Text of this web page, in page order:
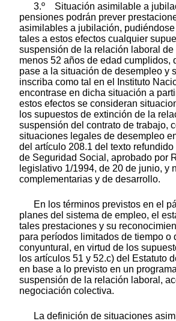
3.º Situación asimilable a
pensiones podrán prever
asimilables a jubilación,
tales a estos efectos cualquier
suspensión de la relación laboral de
menos 52 años de edad cumplidos,
pase a la situación de desempleo y
inscriba como tal en el Instituto
encontrase en dicha situación a
estos efectos se consideran
los supuestos de extinción de la
suspensión del contrato de trabajo,
situaciones legales de desempleo
del artículo 208.1 del texto refundido
de Seguridad Social, aprobado por
legislativo 1/1994, de 20 de junio, y
complementarias y de desarrollo.
En los términos previstos en el
planes del sistema de empleo, el
tales prestaciones y su
para períodos limitados de tiempo o
conyuntural, en virtud de los
los artículos 51 y 52.c) del Estatuto
en base a lo previsto en un
suspensión de la relación laboral,
negociación colectiva.
La definición de situaciones